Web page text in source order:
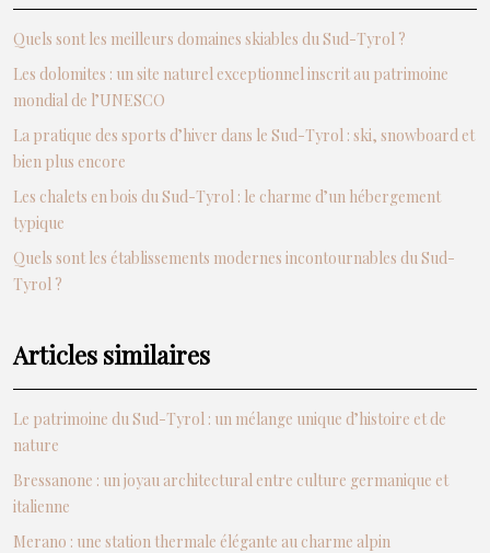
Quels sont les meilleurs domaines skiables du Sud-Tyrol ?
Les dolomites : un site naturel exceptionnel inscrit au patrimoine
mondial de l’UNESCO
La pratique des sports d’hiver dans le Sud-Tyrol : ski, snowboard et
bien plus encore
Les chalets en bois du Sud-Tyrol : le charme d’un hébergement
typique
Quels sont les établissements modernes incontournables du Sud-
Tyrol ?
Articles similaires
Le patrimoine du Sud-Tyrol : un mélange unique d’histoire et de
nature
Bressanone : un joyau architectural entre culture germanique et
italienne
Merano : une station thermale élégante au charme alpin